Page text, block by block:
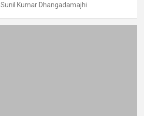
Sunil Kumar Dhangadamajhi